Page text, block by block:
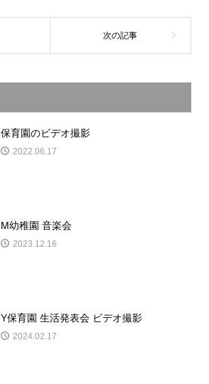
保育園のビデオ撮影
2022.06.17
M幼稚園 音楽会
2023.12.16
Y保育園 生活発表会 ビデオ撮影
2024.02.17